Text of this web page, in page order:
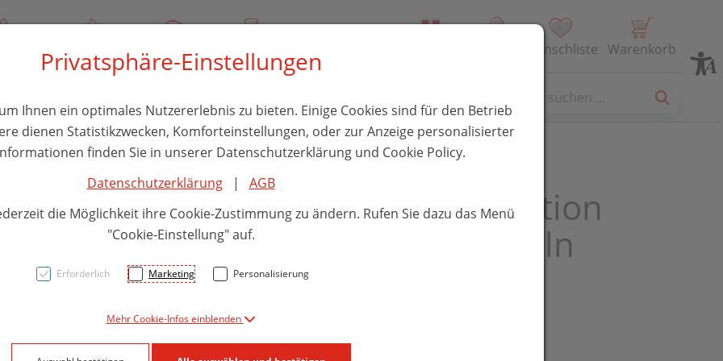
Über uns Rezept-Anfrage Service Wunschliste Warenkorb
GreenFood Nutrition
Lysine 120 Kapseln
Privatsphäre-Einstellungen
Ihnen ein optimales Nutzererlebnis zu bieten. Einige Cookies sind für den Betrieb
dienen Statistikzwecken, Komforteinstellungen, oder zur Anzeige personalisierter
finden Sie in unserer Datenschutzerklärung und Cookie Policy.
Datenschutzerklärung| AGB
die Möglichkeit ihre Cookie-Zustimmung zu ändern. Rufen Sie dazu das Menü
"Cookie-Einstellung" auf.
Erforderlich Marketing Personalisierung
Mehr Cookie-Infos einblenden